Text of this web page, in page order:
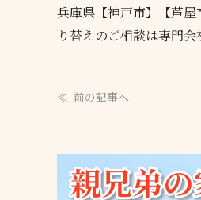
兵庫県【神戸市】【芦
り替えのご相談は専門
前の記事へ